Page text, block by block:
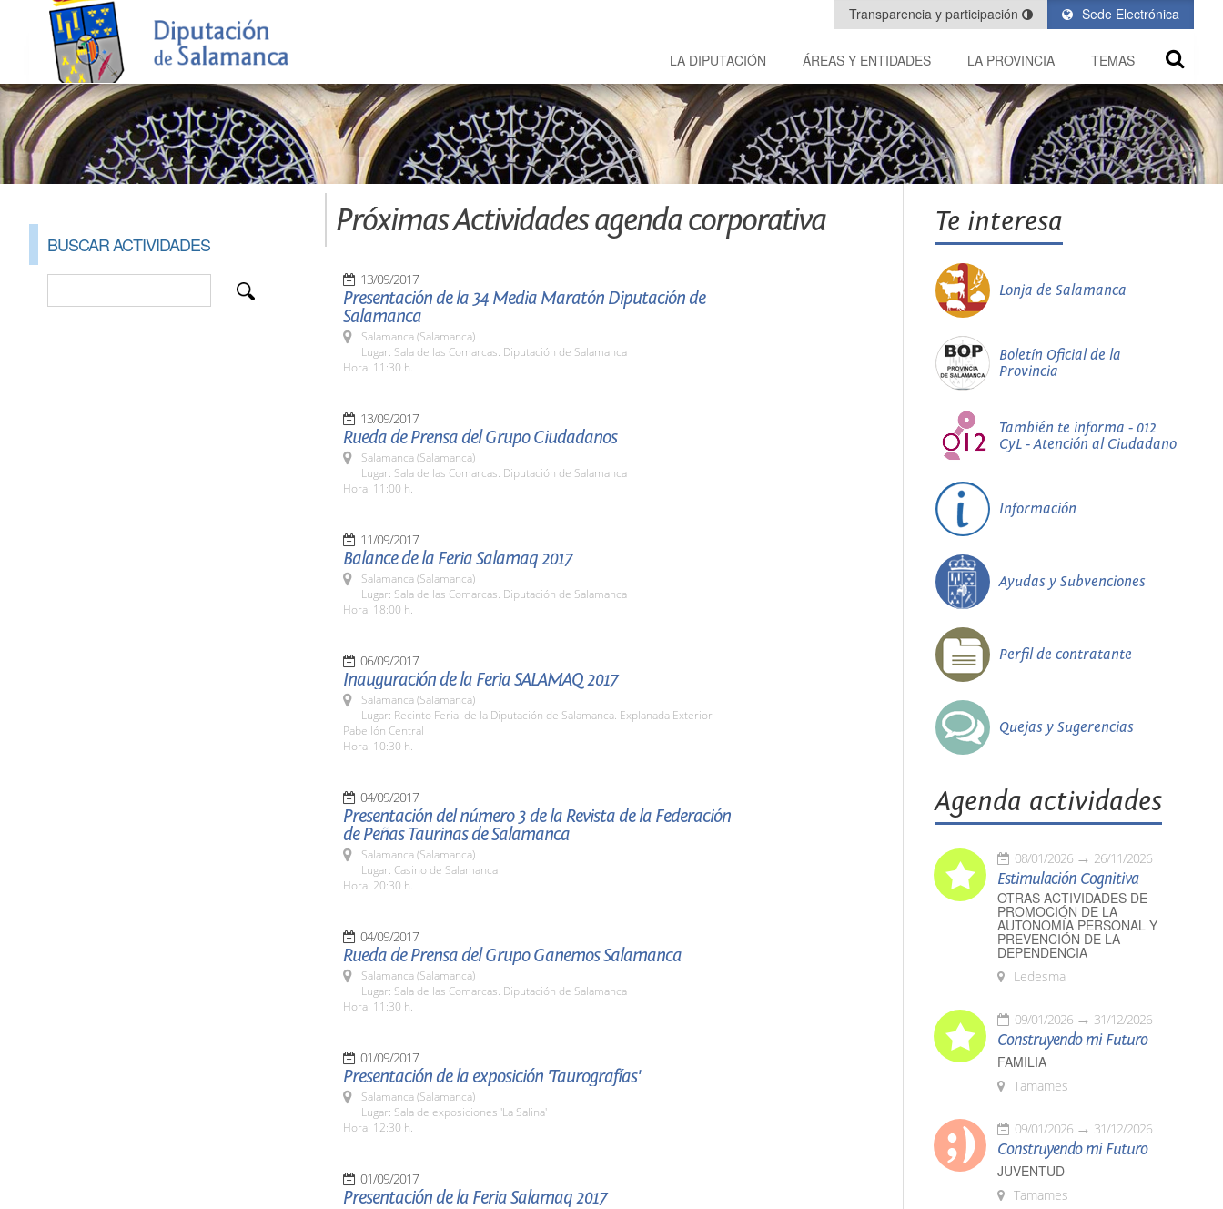
Sede Electrónica
Transparencia y participación
LA DIPUTACIÓN ÁREAS Y ENTIDADES LA PROVINCIA TEMAS
BUSCAR ACTIVIDADES
Próximas Actividades agenda corporativa
13/09/2017
Presentación de la 34 Media Maratón Diputación de
Salamanca
Salamanca (Salamanca)
Lugar: Sala de las Comarcas. Diputación de Salamanca
Hora: 11:30 h.
13/09/2017
Rueda de Prensa del Grupo Ciudadanos
Salamanca (Salamanca)
Lugar: Sala de las Comarcas. Diputación de Salamanca
Hora: 11:00 h.
11/09/2017
Balance de la Feria Salamaq 2017
Salamanca (Salamanca)
Lugar: Sala de las Comarcas. Diputación de Salamanca
Hora: 18:00 h.
06/09/2017
Inauguración de la Feria SALAMAQ 2017
Salamanca (Salamanca)
Lugar: Recinto Ferial de la Diputación de Salamanca. Explanada Exterior
Pabellón Central
Hora: 10:30 h.
04/09/2017
Presentación del número 3 de la Revista de la Federación
de Peñas Taurinas de Salamanca
Salamanca (Salamanca)
Lugar: Casino de Salamanca
Hora: 20:30 h.
04/09/2017
Rueda de Prensa del Grupo Ganemos Salamanca
Salamanca (Salamanca)
Lugar: Sala de las Comarcas. Diputación de Salamanca
Hora: 11:30 h.
01/09/2017
Presentación de la exposición 'Taurografías'
Salamanca (Salamanca)
Lugar: Sala de exposiciones 'La Salina'
Hora: 12:30 h.
01/09/2017
Presentación de la Feria Salamaq 2017
Te interesa
Lonja de Salamanca
Boletín Oficial de la
Provincia
También te informa - 012
CyL - Atención al Ciudadano
Información
Ayudas y Subvenciones
Perfil de contratante
Quejas y Sugerencias
Agenda actividades
08/01/2026 26/11/2026
Estimulación Cognitiva
OTRAS ACTIVIDADES DE
PROMOCIÓN DE LA
AUTONOMÍA PERSONAL Y
PREVENCIÓN DE LA
DEPENDENCIA
Ledesma
09/01/2026 31/12/2026
Construyendo mi Futuro
FAMILIA
Tamames
09/01/2026 31/12/2026
Construyendo mi Futuro
JUVENTUD
Tamames